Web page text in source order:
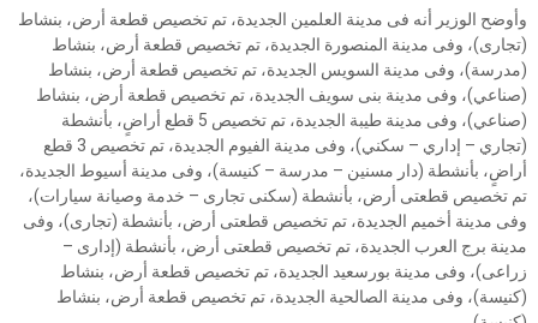
وأوضح الوزير أنه فى مدينة العلمين الجديدة، تم تخصيص قطعة أرض، بنشاط
(تجارى)، وفى مدينة المنصورة الجديدة، تم تخصيص قطعة أرض، بنشاط
(مدرسة)، وفى مدينة السويس الجديدة، تم تخصيص قطعة أرض، بنشاط
(صناعي)، وفى مدينة بنى سويف الجديدة، تم تخصيص قطعة أرض، بنشاط
(صناعي)، وفى مدينة طيبة الجديدة، تم تخصيص 5 قطع أراضٍ، بأنشطة
(تجاري – إداري – سكني)، وفى مدينة الفيوم الجديدة، تم تخصيص 3 قطع
أراضٍ، بأنشطة (دار مسنين – مدرسة – كنيسة)، وفى مدينة أسيوط الجديدة،
تم تخصيص قطعتى أرض، بأنشطة (سكنى تجارى – خدمة وصيانة سيارات)،
وفى مدينة أخميم الجديدة، تم تخصيص قطعتى أرض، بأنشطة (تجارى)، وفى
مدينة برج العرب الجديدة، تم تخصيص قطعتى أرض، بأنشطة (إدارى –
زراعى)، وفى مدينة بورسعيد الجديدة، تم تخصيص قطعة أرض، بنشاط
(كنيسة)، وفى مدينة الصالحية الجديدة، تم تخصيص قطعة أرض، بنشاط